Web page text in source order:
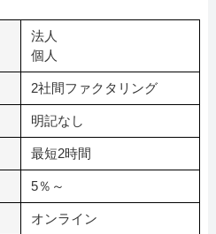
法人
個人
2社間ファクタリング
明記なし
最短2時間
5％～
オンライン